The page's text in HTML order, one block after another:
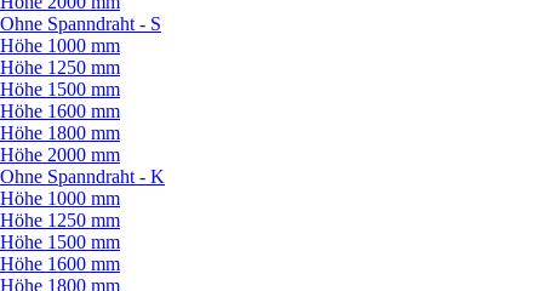
Ohne Spanndraht - S
Höhe 1000 mm
Höhe 1250 mm
Höhe 1500 mm
Höhe 1600 mm
Höhe 1800 mm
Höhe 2000 mm
Ohne Spanndraht - K
Höhe 1000 mm
Höhe 1250 mm
Höhe 1500 mm
Höhe 1600 mm
Höhe 1800 mm